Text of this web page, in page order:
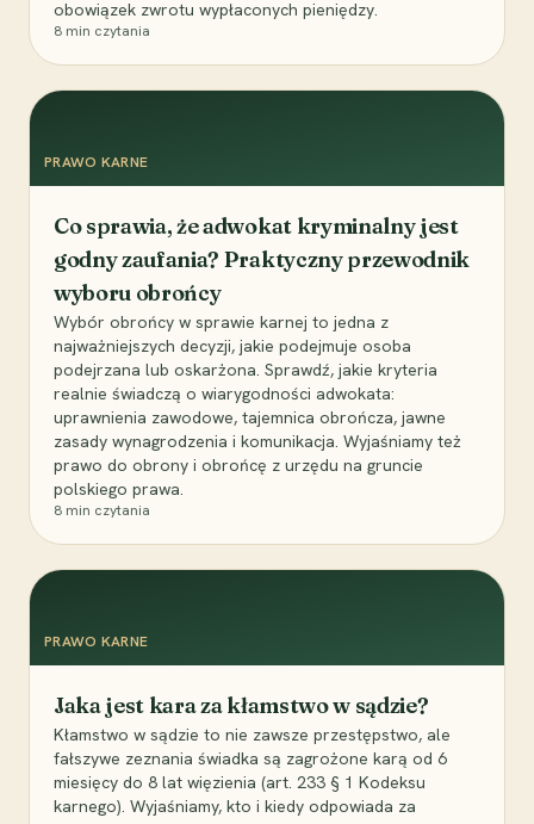
obowiązek zwrotu wypłaconych pieniędzy.
8 min czytania
PRAWO KARNE
Co sprawia, że adwokat kryminalny jest
godny zaufania? Praktyczny przewodnik
wyboru obrońcy
Wybór obrońcy w sprawie karnej to jedna z
najważniejszych decyzji, jakie podejmuje osoba
podejrzana lub oskarżona. Sprawdź, jakie kryteria
realnie świadczą o wiarygodności adwokata:
uprawnienia zawodowe, tajemnica obrończa, jawne
zasady wynagrodzenia i komunikacja. Wyjaśniamy też
prawo do obrony i obrońcę z urzędu na gruncie
polskiego prawa.
8 min czytania
PRAWO KARNE
Jaka jest kara za kłamstwo w sądzie?
Kłamstwo w sądzie to nie zawsze przestępstwo, ale
fałszywe zeznania świadka są zagrożone karą od 6
miesięcy do 8 lat więzienia (art. 233 § 1 Kodeksu
karnego). Wyjaśniamy, kto i kiedy odpowiada za